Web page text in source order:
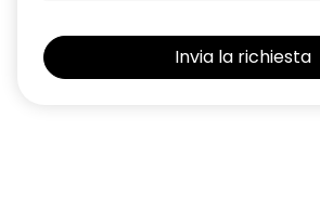
kit riparazione pneumatici